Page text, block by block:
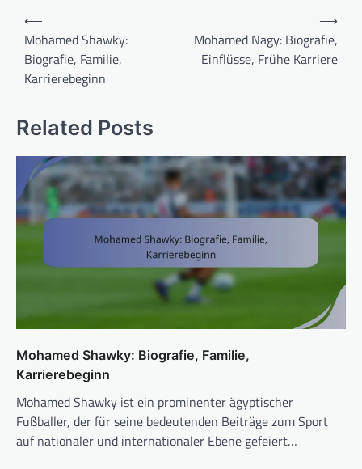
Post
navigation
⟵
Mohamed Shawky:
Biografie, Familie,
Karrierebeginn
Mohamed Nagy: Biografie,
Einflüsse, Frühe Karriere
⟶
Related Posts
Mohamed Shawky: Biografie, Familie,
Karrierebeginn
Mohamed Shawky ist ein prominenter ägyptischer
Fußballer, der für seine bedeutenden Beiträge zum Sport
auf nationaler und internationaler Ebene gefeiert…